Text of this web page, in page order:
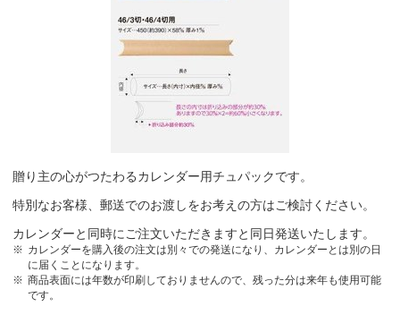
贈り主の心がつたわるカレンダー用チュパックです。
特別なお客様、郵送でのお渡しをお考えの方はご検討ください。
カレンダーと同時にご注文いただきますと同日発送いたします。
カレンダーを購入後の注文は別々での発送になり、カレンダーとは別の日
に届くことになります。
商品表面には年数が印刷しておりませんので、残った分は来年も使用可能
です。